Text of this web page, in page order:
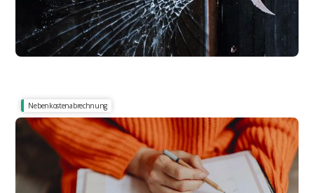
Nebenkostenabrechnung
Zeitraum der Abrechnung, Nutzung oder Änderung?
Abrechnungszeitraum & Nutzungszeitraum:
Hilfe für Mieter